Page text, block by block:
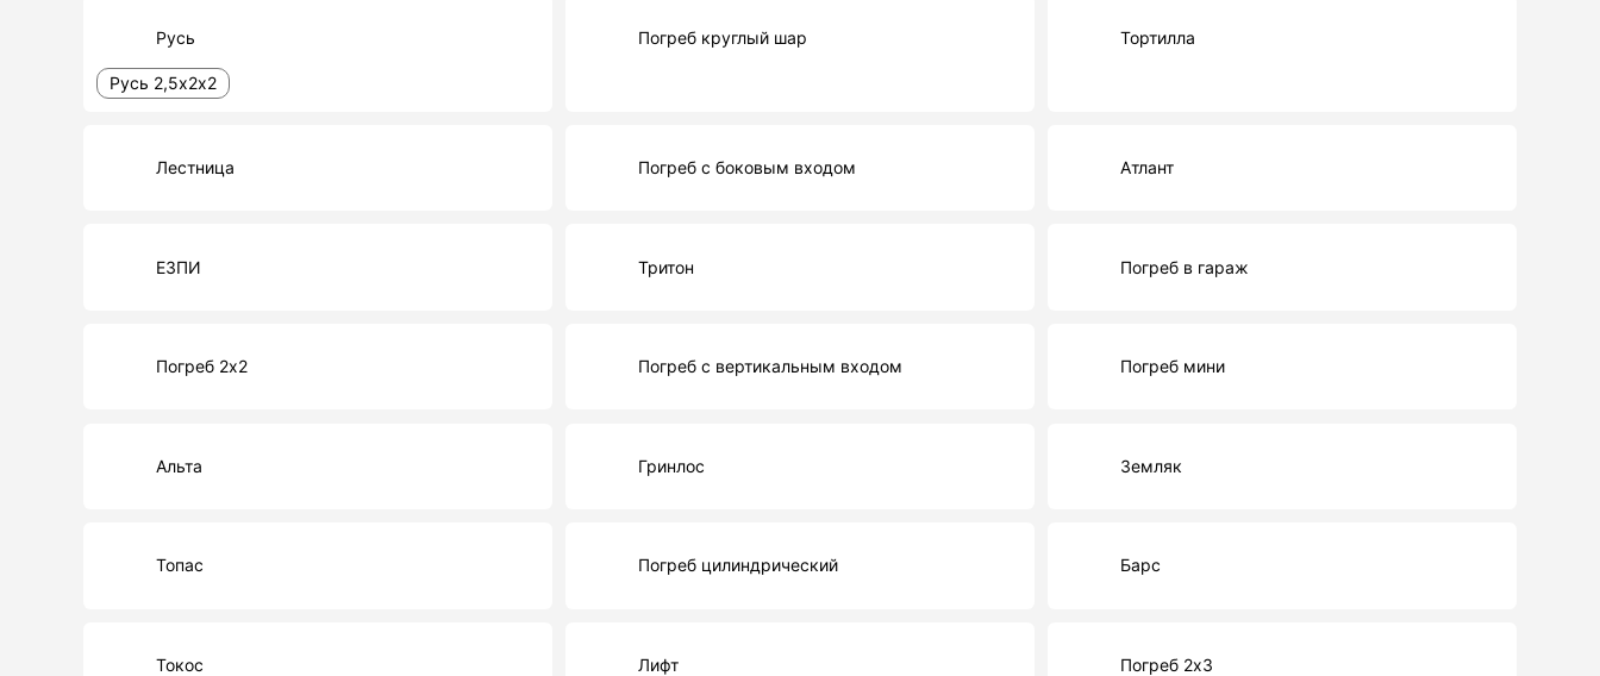
Русь
Русь 2,5х2х2
Погреб круглый шар Тортилла
Лестница Погреб с боковым входом Атлант
ЕЗПИ Тритон Погреб в гараж
Погреб 2х2 Погреб с вертикальным входом Погреб мини
Альта Гринлос Земляк
Топас Погреб цилиндрический Барс
Токос Лифт Погреб 2х3